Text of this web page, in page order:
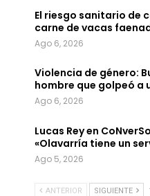
El riesgo sanitario de
carne de vacas
Ago 6, 2026
Violencia de género:
hombre que golpeó a
Ago 6, 2026
Lucas Rey en
«Olavarría tiene un
Ago 5, 2026
ANTERIOR SIGUIENTE